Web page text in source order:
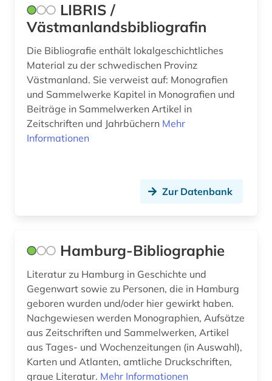
LIBRIS /
Västmanlandsbibliografin
Die Bibliografie enthält lokalgeschichtliches
Material zu der schwedischen Provinz
Västmanland. Sie verweist auf: Monografien
und Sammelwerke Kapitel in Monografien und
Beiträge in Sammelwerken Artikel in
Zeitschriften und Jahrbüchern Mehr
Informationen
Zur Datenbank
Hamburg-Bibliographie
Literatur zu Hamburg in Geschichte und
Gegenwart sowie zu Personen, die in Hamburg
geboren wurden und/oder hier gewirkt haben.
Nachgewiesen werden Monographien, Aufsätze
aus Zeitschriften und Sammelwerken, Artikel
aus Tages- und Wochenzeitungen (in Auswahl),
Karten und Atlanten, amtliche Druckschriften,
graue Literatur. Mehr Informationen